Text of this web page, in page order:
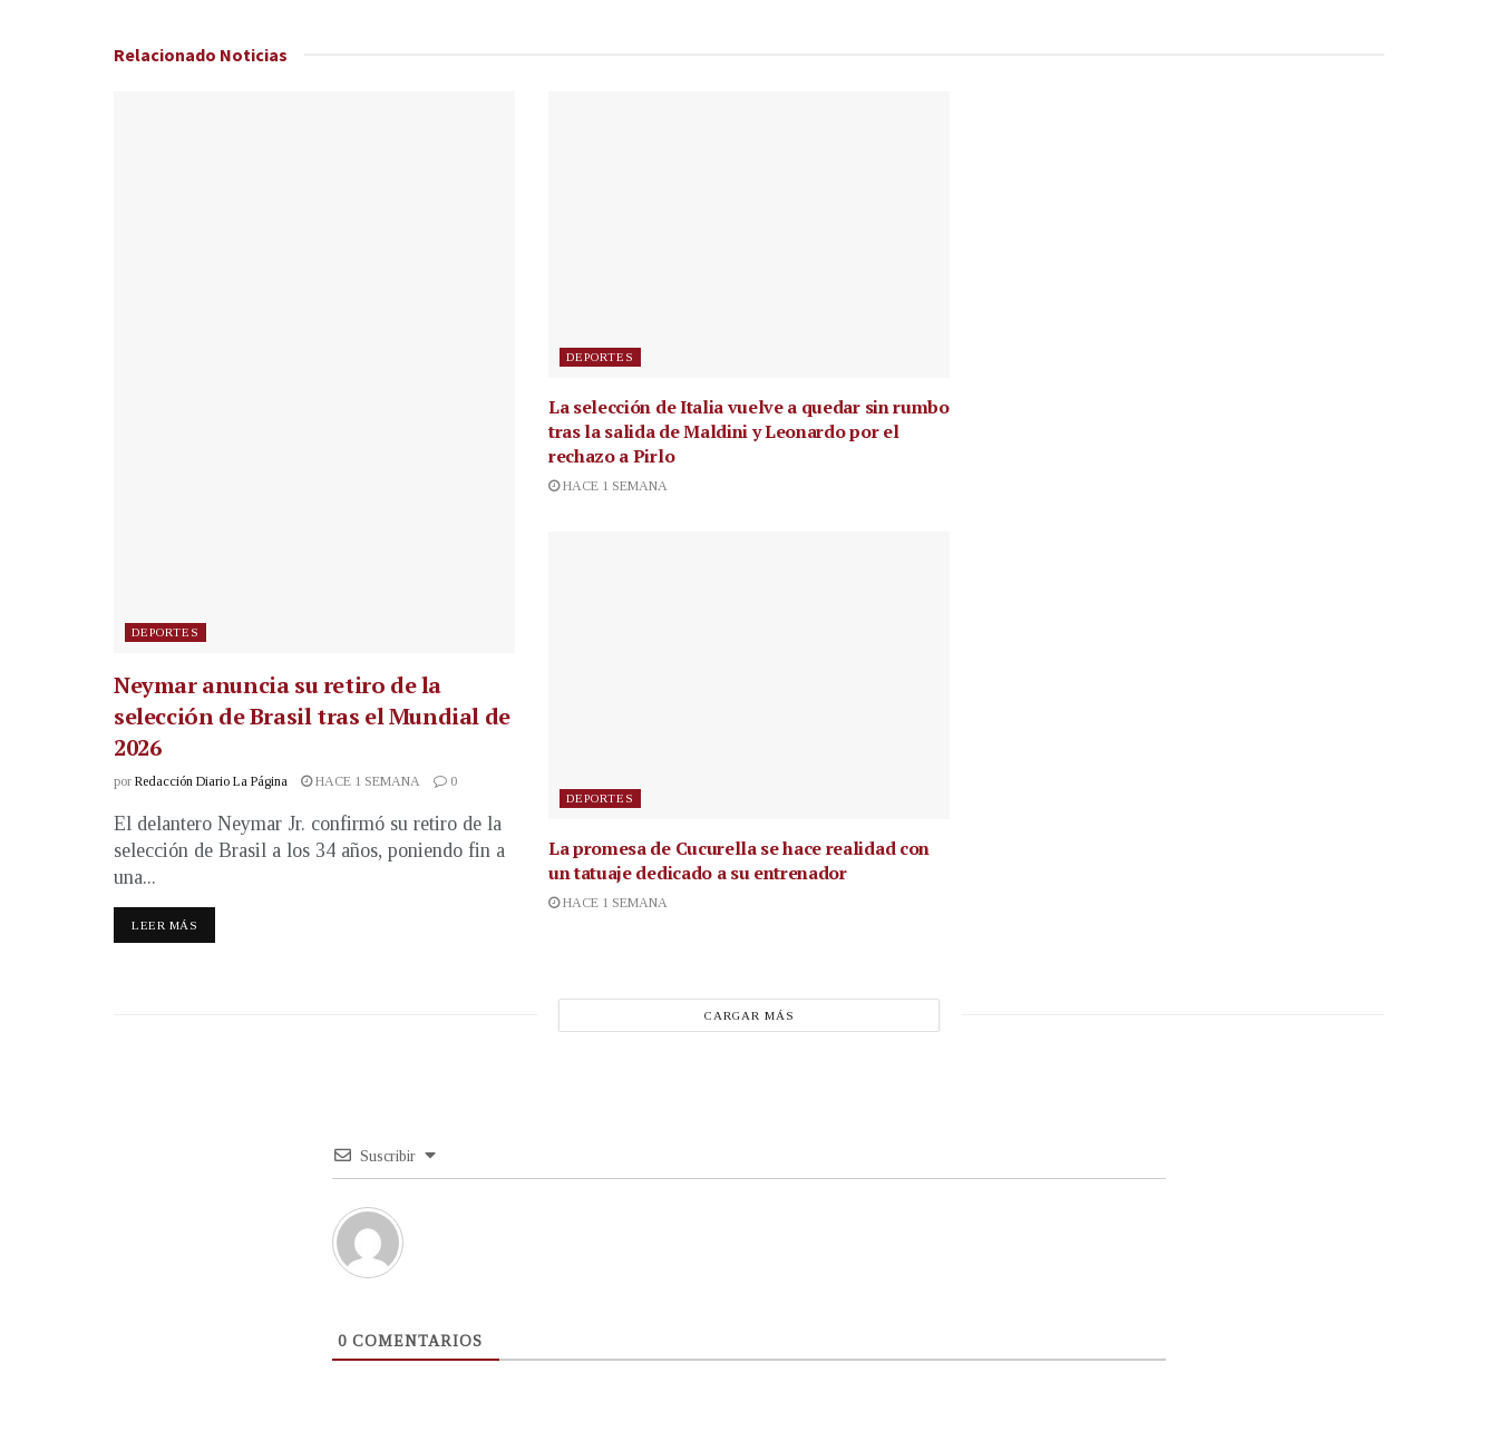
Relacionado Noticias
DEPORTES
Neymar anuncia su retiro de la
selección de Brasil tras el Mundial de
2026
por Redacción Diario La Página HACE 1 SEMANA 0
El delantero Neymar Jr. confirmó su retiro de la
selección de Brasil a los 34 años, poniendo fin a
una...
LEER MÁS
DEPORTES
La selección de Italia vuelve a quedar sin rumbo
tras la salida de Maldini y Leonardo por el
rechazo a Pirlo
HACE 1 SEMANA
DEPORTES
La promesa de Cucurella se hace realidad con
un tatuaje dedicado a su entrenador
HACE 1 SEMANA
CARGAR MÁS
Suscribir
0 COMENTARIOS